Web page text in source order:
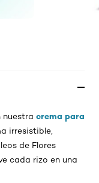
nuestra crema para
irresistible,
de Flores
cada rizo en una